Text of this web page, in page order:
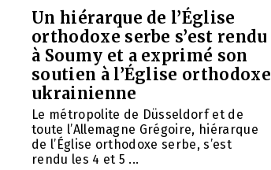
Un hiérarque de l’Église
orthodoxe serbe s’est rendu
à Soumy et a exprimé son
soutien à l’Église orthodoxe
ukrainienne
Le métropolite de Düsseldorf et de
toute l’Allemagne Grégoire, hiérarque
de l’Église orthodoxe serbe, s’est
rendu les 4 et 5 ...